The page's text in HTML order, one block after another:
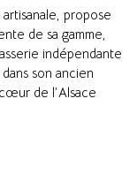
propose
de sa gamme,
indépendante
son ancien
de l’Alsace